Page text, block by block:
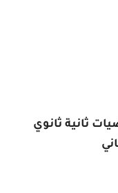
مراقبة عدد 3 رياضيات ثانية ثانوي